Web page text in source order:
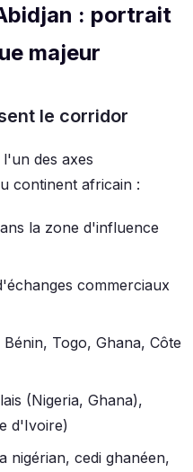
: portrait
majeur
le corridor
des axes
continent africain :
la zone d'influence
commerciaux
Togo, Ghana, Côte
(Nigeria, Ghana),
d'Ivoire)
nigérian, cedi ghanéen,